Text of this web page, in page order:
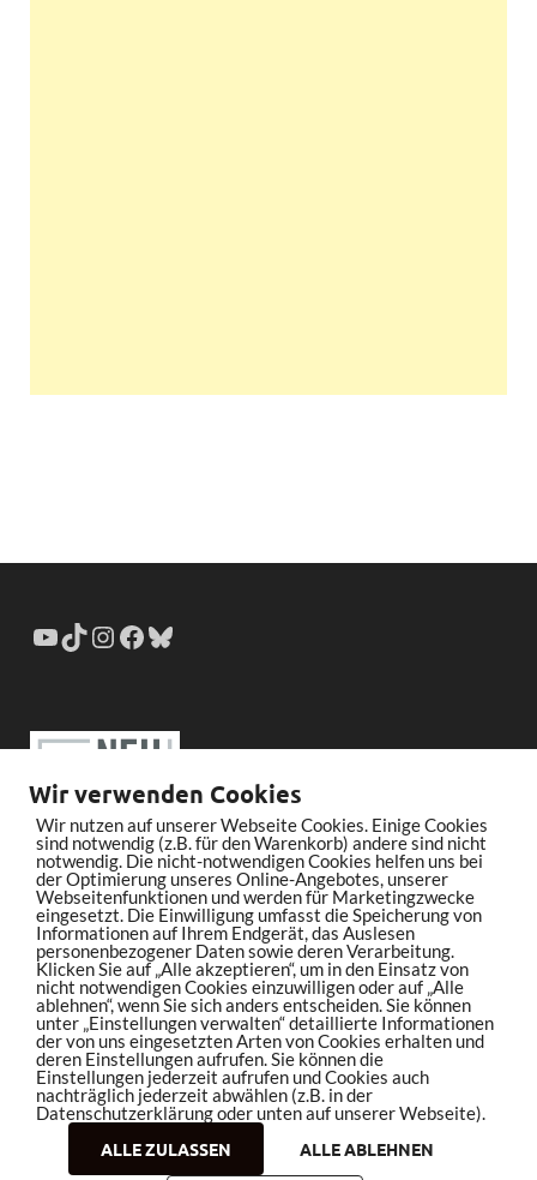
Wir verwenden Cookies
Wir nutzen auf unserer Webseite Cookies. Einige Cookies
sind notwendig (z.B. für den Warenkorb) andere sind nicht
notwendig. Die nicht-notwendigen Cookies helfen uns bei
der Optimierung unseres Online-Angebotes, unserer
Webseitenfunktionen und werden für Marketingzwecke
eingesetzt. Die Einwilligung umfasst die Speicherung von
Informationen auf Ihrem Endgerät, das Auslesen
personenbezogener Daten sowie deren Verarbeitung.
Klicken Sie auf „Alle akzeptieren“, um in den Einsatz von
nicht notwendigen Cookies einzuwilligen oder auf „Alle
ablehnen“, wenn Sie sich anders entscheiden. Sie können
unter „Einstellungen verwalten“ detaillierte Informationen
der von uns eingesetzten Arten von Cookies erhalten und
deren Einstellungen aufrufen. Sie können die
Einstellungen jederzeit aufrufen und Cookies auch
nachträglich jederzeit abwählen (z.B. in der
Datenschutzerklärung oder unten auf unserer Webseite).
ALLE ZULASSEN
ALLE ABLEHNEN